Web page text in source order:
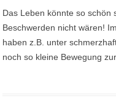
Das Leben könnte so schön
Beschwerden nicht wären!
haben z.B. unter
noch so kleine Bewegung